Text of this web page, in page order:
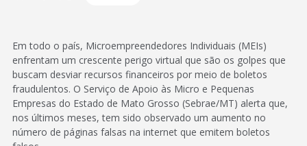
Em todo o país, Microempreendedores Individuais (MEIs)
enfrentam um crescente perigo virtual que são os golpes que
buscam desviar recursos financeiros por meio de boletos
fraudulentos. O Serviço de Apoio às Micro e Pequenas
Empresas do Estado de Mato Grosso (Sebrae/MT) alerta que,
nos últimos meses, tem sido observado um aumento no
número de páginas falsas na internet que emitem boletos